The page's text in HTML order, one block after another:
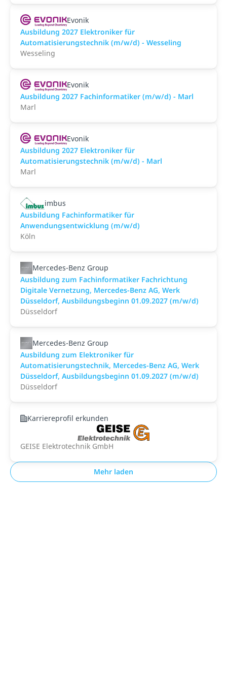
Evonik
Ausbildung 2027 Elektroniker für
Automatisierungstechnik (m/w/d) - Wesseling
Wesseling
Evonik
Ausbildung 2027 Fachinformatiker (m/w/d) - Marl
Marl
Evonik
Ausbildung 2027 Elektroniker für
Automatisierungstechnik (m/w/d) - Marl
Marl
imbus
Ausbildung Fachinformatiker für
Anwendungsentwicklung (m/w/d)
Köln
Mercedes-Benz Group
Ausbildung zum Fachinformatiker Fachrichtung
Digitale Vernetzung, Mercedes-Benz AG, Werk
Düsseldorf, Ausbildungsbeginn 01.09.2027 (m/w/d)
Düsseldorf
Mercedes-Benz Group
Ausbildung zum Elektroniker für
Automatisierungstechnik, Mercedes-Benz AG, Werk
Düsseldorf, Ausbildungsbeginn 01.09.2027 (m/w/d)
Düsseldorf
Karriereprofil erkunden
GEISE Elektrotechnik GmbH
Mehr laden